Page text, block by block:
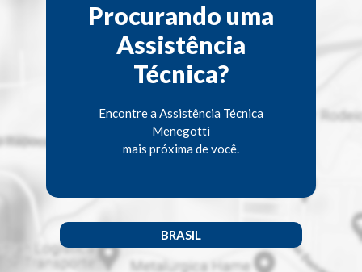
Procurando uma
Assistência
Técnica?
Encontre a Assistência Técnica
Menegotti
mais próxima de você.
BRASIL